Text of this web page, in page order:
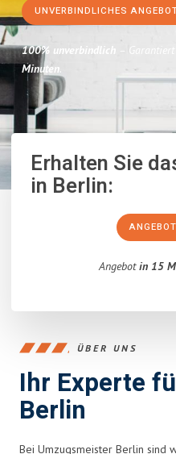
UNVERBINDLICHES
100% unverbindlich –
Minuten.
Erhalten Sie
in Berlin:
Angebotin 15
ÜBER UNS
Ihr Experte
Berlin
Bei Umzugsmeister Berlin sind